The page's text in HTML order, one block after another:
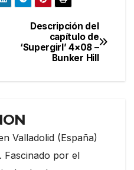
Descripción del
capítulo de
‘Supergirl’ 4×08 –
Bunker Hill
Valladolid (España)
Fascinado por el